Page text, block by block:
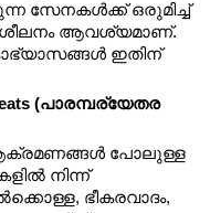
സേനകൾക്ക് ഒരുമിച്ച്
ആവശ്യമാണ്.
ഇതിന്
(പാരമ്പര്യേതര
പോലുള്ള
നിന്ന്
ഭീകരവാദം,